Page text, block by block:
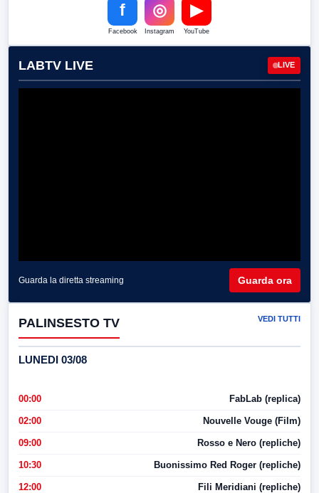
f
Facebook
◎
Instagram
▶
YouTube
LABTV LIVE LIVE
Guarda la diretta streaming Guarda ora
PALINSESTO TV VEDI TUTTI
LUNEDI 03/08
00:00 FabLab (replica)
02:00 Nouvelle Vouge (Film)
09:00 Rosso e Nero (repliche)
10:30 Buonissimo Red Roger (repliche)
12:00 Fili Meridiani (repliche)